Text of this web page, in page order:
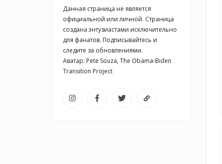
Данная страница не является
официальной или личной. Страница
создана энтузиастами исключительно
для фанатов. Подписывайтесь и
следите за обновлениями.
Аватар: Pete Souza, The Obama-Biden
Transition Project